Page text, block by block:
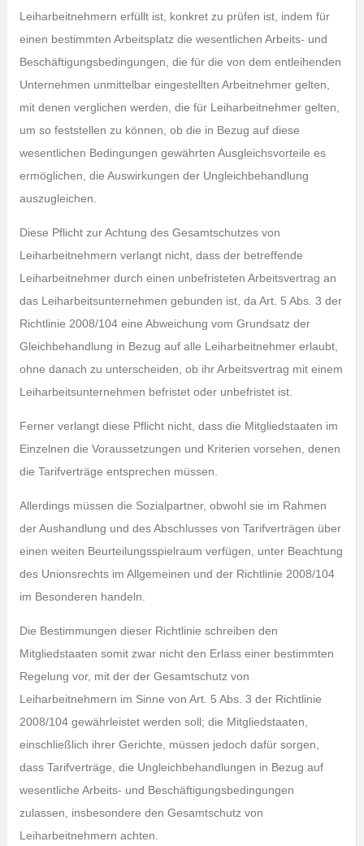
Leiharbeitnehmern erfüllt ist, konkret zu prüfen ist, indem für
einen bestimmten Arbeitsplatz die wesentlichen Arbeits- und
Beschäftigungsbedingungen, die für die von dem entleihenden
Unternehmen unmittelbar eingestellten Arbeitnehmer gelten,
mit denen verglichen werden, die für Leiharbeitnehmer gelten,
um so feststellen zu können, ob die in Bezug auf diese
wesentlichen Bedingungen gewährten Ausgleichsvorteile es
ermöglichen, die Auswirkungen der Ungleichbehandlung
auszugleichen.
Diese Pflicht zur Achtung des Gesamtschutzes von
Leiharbeitnehmern verlangt nicht, dass der betreffende
Leiharbeitnehmer durch einen unbefristeten Arbeitsvertrag an
das Leiharbeitsunternehmen gebunden ist, da Art. 5 Abs. 3 der
Richtlinie 2008/104 eine Abweichung vom Grundsatz der
Gleichbehandlung in Bezug auf alle Leiharbeitnehmer erlaubt,
ohne danach zu unterscheiden, ob ihr Arbeitsvertrag mit einem
Leiharbeitsunternehmen befristet oder unbefristet ist.
Ferner verlangt diese Pflicht nicht, dass die Mitgliedstaaten im
Einzelnen die Voraussetzungen und Kriterien vorsehen, denen
die Tarifverträge entsprechen müssen.
Allerdings müssen die Sozialpartner, obwohl sie im Rahmen
der Aushandlung und des Abschlusses von Tarifverträgen über
einen weiten Beurteilungsspielraum verfügen, unter Beachtung
des Unionsrechts im Allgemeinen und der Richtlinie 2008/104
im Besonderen handeln.
Die Bestimmungen dieser Richtlinie schreiben den
Mitgliedstaaten somit zwar nicht den Erlass einer bestimmten
Regelung vor, mit der der Gesamtschutz von
Leiharbeitnehmern im Sinne von Art. 5 Abs. 3 der Richtlinie
2008/104 gewährleistet werden soll; die Mitgliedstaaten,
einschließlich ihrer Gerichte, müssen jedoch dafür sorgen,
dass Tarifverträge, die Ungleichbehandlungen in Bezug auf
wesentliche Arbeits- und Beschäftigungsbedingungen
zulassen, insbesondere den Gesamtschutz von
Leiharbeitnehmern achten.